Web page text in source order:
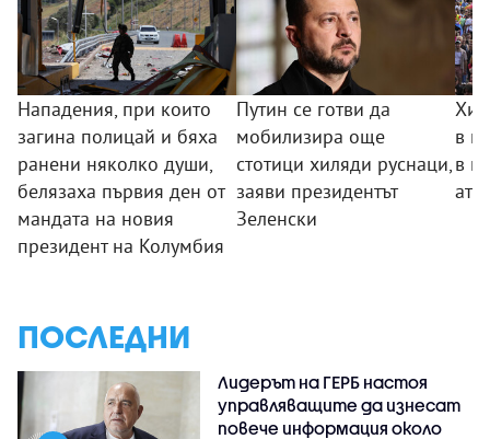
Нападения, при които
загина полицай и бяха
ранени няколко души,
белязаха първия ден от
мандата на новия
президент на Колумбия
Путин се готви да
мобилизира още
стотици хиляди руснаци,
заяви президентът
Зеленски
в
в
ПОСЛЕДНИ
Лидерът на ГЕРБ настоя
управляващите да изнесат
повече информация около